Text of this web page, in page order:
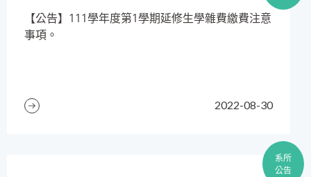
2022-08-30
​【公告】111學年度第1學期延修生學雜費繳費注意
事項。
系所
公告